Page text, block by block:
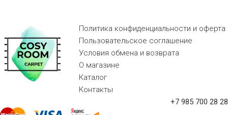
Политика конфиденциальности и оферта
Пользовательское соглашение
Условия обмена и возврата
О магазине
Каталог
Контакты
+7 985 700 28 28